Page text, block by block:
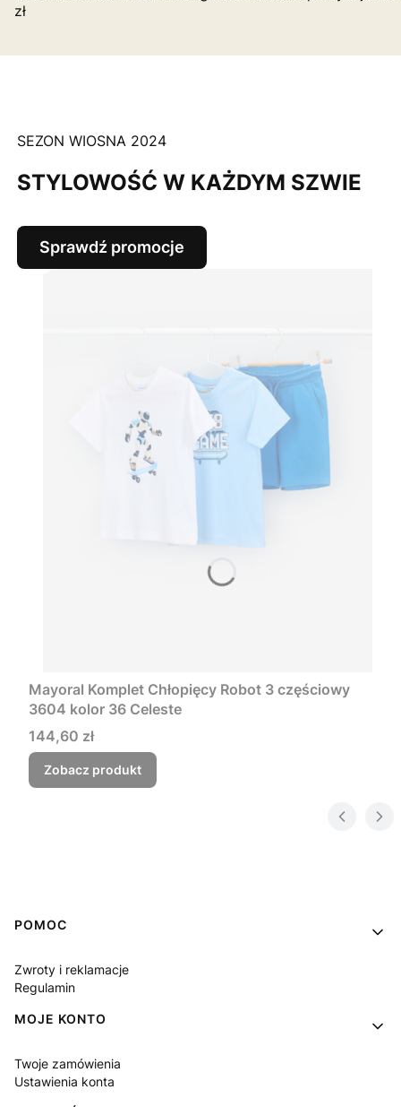
zł
SEZON WIOSNA 2024
STYLOWOŚĆ W KAŻDYM SZWIE
Sprawdź promocje
Mayoral Komplet Chłopięcy Robot 3 częściowy
3604 kolor 36 Celeste
Cena
144,60 zł
Zobacz produkt
Linki w stopce
POMOC
Zwroty i reklamacje
Regulamin
MOJE KONTO
Twoje zamówienia
Ustawienia konta